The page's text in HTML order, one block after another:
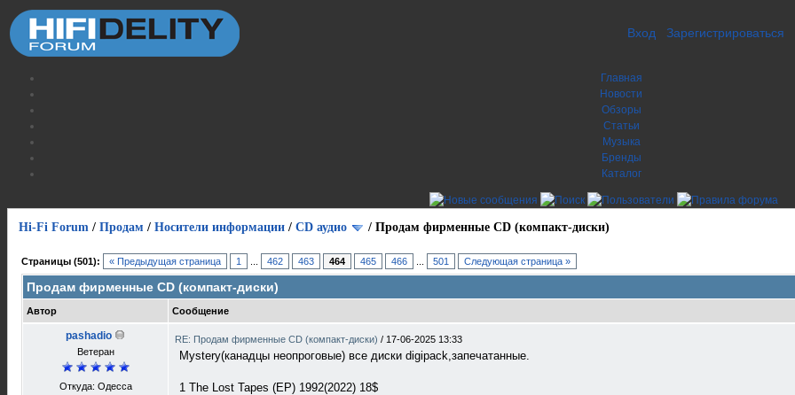
Вход Зарегистрироваться
Главная
Новости
Обзоры
Статьи
Музыка
Бренды
Каталог
Hi-Fi Forum / Продам / Носители информации / СD аудио / Продам фирменные CD (компакт-диски)
Страницы (501): « Предыдущая страница 1 462 463 464 465 466 501 Следующая страница »
Продам фирменные CD (компакт-диски)
Автор Сообщение
pashadio
Ветеран
Откуда: Одесса
RE: Продам фирменные CD (компакт-диски) / 17-06-2025 13:33
Mystery(канадцы неопроговые) все диски digipack,запечатанные.
1 The Lost Tapes (EP) 1992(2022) 18$